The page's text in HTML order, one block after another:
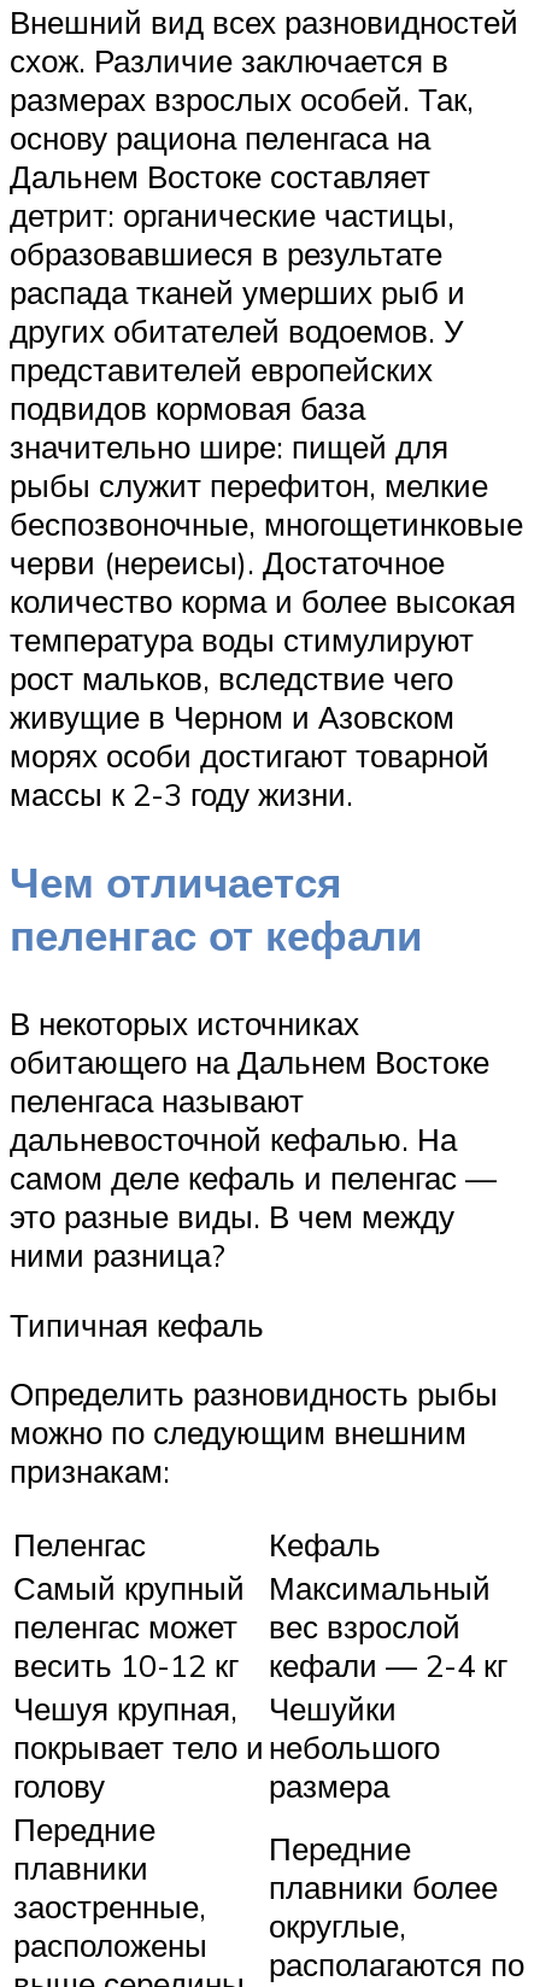
Внешний вид всех разновидностей
схож. Различие заключается в
размерах взрослых особей. Так,
основу рациона пеленгаса на
Дальнем Востоке составляет
детрит: органические частицы,
образовавшиеся в результате
распада тканей умерших рыб и
других обитателей водоемов. У
представителей европейских
подвидов кормовая база
значительно шире: пищей для
рыбы служит перефитон, мелкие
беспозвоночные, многощетинковые
черви (нереисы). Достаточное
количество корма и более высокая
температура воды стимулируют
рост мальков, вследствие чего
живущие в Черном и Азовском
морях особи достигают товарной
массы к 2-3 году жизни.
Чем отличается
пеленгас от кефали
В некоторых источниках
обитающего на Дальнем Востоке
пеленгаса называют
дальневосточной кефалью. На
самом деле кефаль и пеленгас —
это разные виды. В чем между
ними разница?
Типичная кефаль
Определить разновидность рыбы
можно по следующим внешним
признакам:
Пеленгас
Кефаль
Самый крупный
пеленгас может
весить 10-12 кг
Максимальный
вес взрослой
кефали — 2-4 кг
Чешуя крупная,
покрывает тело и
голову
Чешуйки
небольшого
размера
Передние
плавники
заостренные,
расположены
Передние
плавники более
округлые,
располагаются по